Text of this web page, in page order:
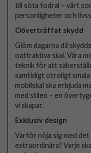
till söta fodral – vårt
personligheter och
Oöverträffat skydd
Glöm dagarna då
oattraktiva skal. Våra
teknik för att
samtidigt otroligt
mobilskal ska erbjuda
med stilen – en
vi skapar.
Exklusiv design
Varför nöja sig med det
extraordinära? Varje